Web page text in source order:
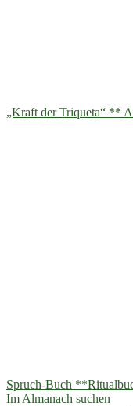
„Kraft der Triqueta“ **
Spruch-Buch
Im Almanach suchen